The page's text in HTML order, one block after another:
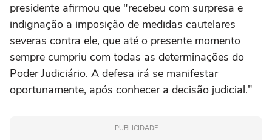
presidente afirmou que "recebeu com surpresa e
indignação a imposição de medidas cautelares
severas contra ele, que até o presente momento
sempre cumpriu com todas as determinações do
Poder Judiciário. A defesa irá se manifestar
oportunamente, após conhecer a decisão judicial."
PUBLICIDADE